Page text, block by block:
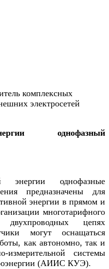
комплексных
электросетей
однофазный
энергии однофазные
предназначены для
энергии в прямом и
многотарифного
цепях
могут оснащаться
как автономно, так и
измерительной системы
(АИИС КУЭ).